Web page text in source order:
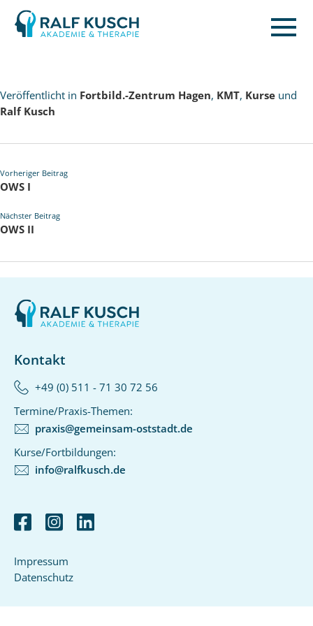
Ralf
Kusch
Veröffentlicht in Fortbild.-Zentrum Hagen, KMT, Kurse und
Ralf Kusch
Vorheriger Beitrag
OWS I
Nächster Beitrag
OWS II
Kontakt
+49 (0) 511 - 71 30 72 56‬
Termine/Praxis-Themen:
praxis@gemeinsam-oststadt.de
Kurse/Fortbildungen:
info@ralfkusch.de
Impressum
Datenschutz